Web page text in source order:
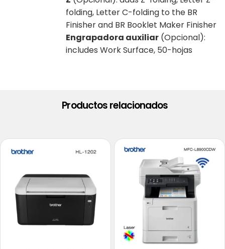
folding, Letter C-folding to the BR
Finisher and BR Booklet Maker Finisher
Engrapadora auxiliar (Opcional):
includes Work Surface, 50-hojas
Productos relacionados